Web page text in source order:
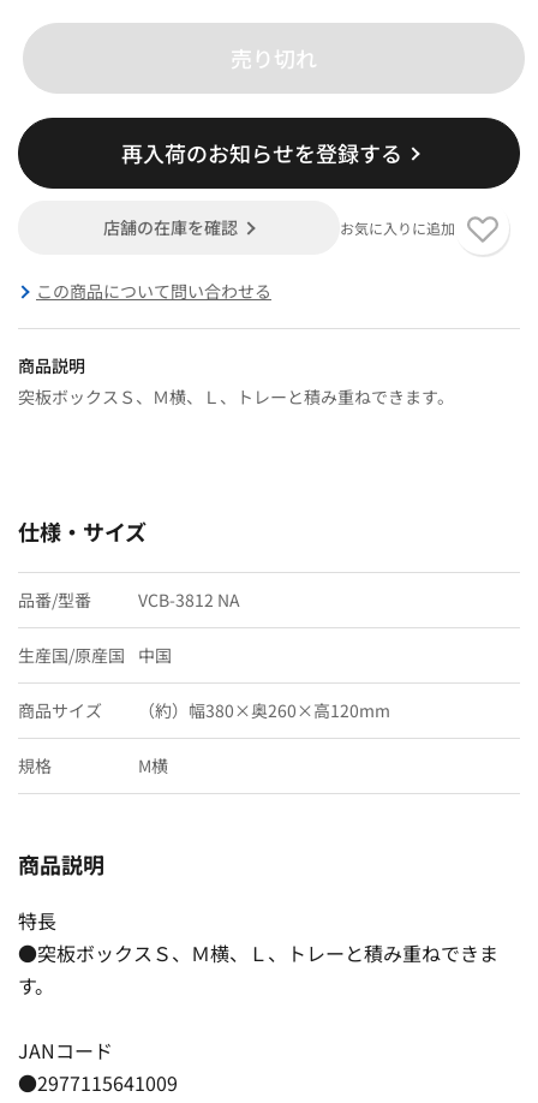
売り切れ
再入荷のお知らせを登録する
店舗の在庫を確認 お気に入りに追加
この商品について問い合わせる
商品説明
突板ボックスＳ、Ｍ横、Ｌ、トレーと積み重ねできます。
仕様・サイズ
品番/型番 VCB-3812 NA
生産国/原産国 中国
商品サイズ （約）幅380×奥260×高120mm
規格 M横
商品説明
特長
●突板ボックスＳ、Ｍ横、Ｌ、トレーと積み重ねできま
す。
JANコード
●2977115641009